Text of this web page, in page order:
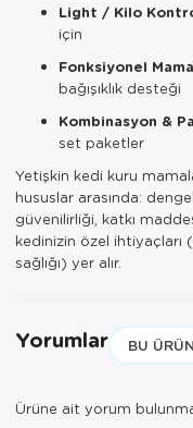
Light / Kilo
için
Fonksiyonel
bağışıklık desteği
Kombinasyon &
set paketler
Yetişkin kedi kuru
hususlar arasında:
güvenilirliği, katkı
kedinizin özel
sağlığı) yer alır.
Yorumlar BU
Ürüne ait yorum